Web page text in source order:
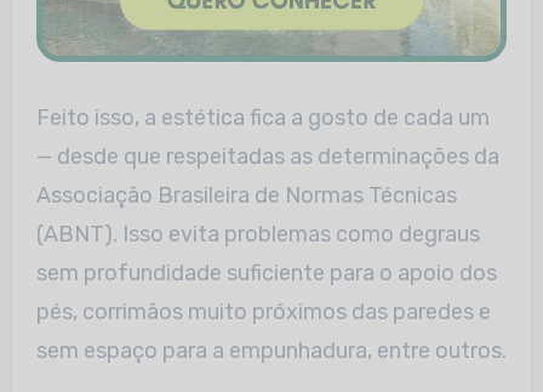
Feito isso, a estética fica a gosto de cada um
— desde que respeitadas as determinações da
Associação Brasileira de Normas Técnicas
(ABNT). Isso evita problemas como degraus
sem profundidade suficiente para o apoio dos
pés, corrimãos muito próximos das paredes e
sem espaço para a empunhadura, entre outros.